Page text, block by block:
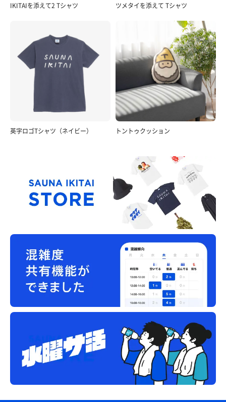
IKITAIを添えて2 Tシャツ ツメタイを添えて Tシャツ
英字ロゴTシャツ（ネイビー） トントゥクッション